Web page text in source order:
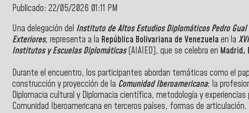
Publicado: 22/05/2026 01:11 PM
Una delegación del Instituto de Altos Estudios Diplomáticos Pedro Gual
Exteriores, representa a la República Bolivariana de Venezuela en la
Institutos y Escuelas Diplomáticas(AIAIED), que se celebra en Madrid,
Durante el encuentro, los participantes abordan temáticas como el
construcción y proyección de la Comunidad Iberoamericana; la
Diplomacia cultural y Diplomacia científica, metodología y
Comunidad Iberoamericana en terceros países, formas de articulación.